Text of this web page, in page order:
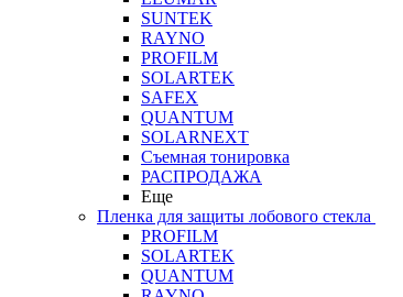
SUNTEK
RAYNO
PROFILM
SOLARTEK
SAFEX
QUANTUM
SOLARNEXT
Съемная тонировка
РАСПРОДАЖА
Еще
Пленка для защиты лобового стекла
PROFILM
SOLARTEK
QUANTUM